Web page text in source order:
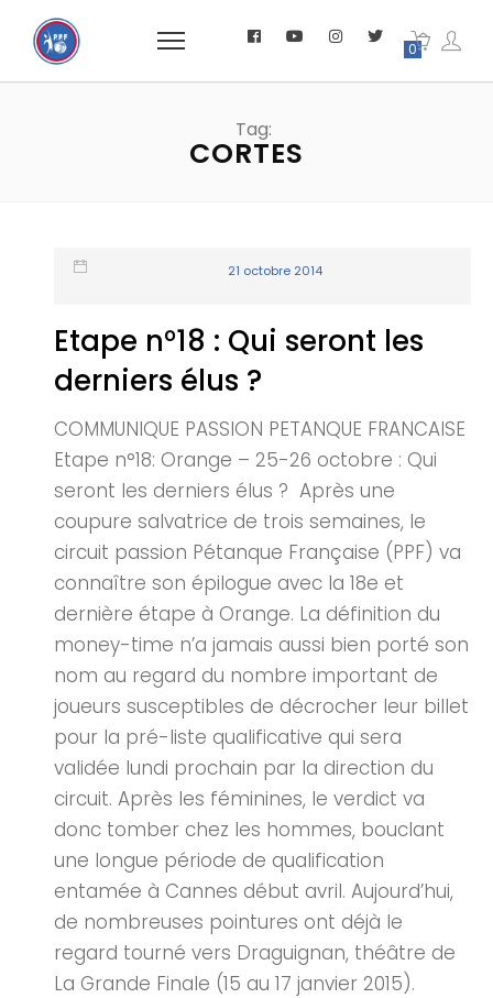
0
Tag:
CORTES
21 octobre 2014
Etape n°18 : Qui seront les
derniers élus ?
COMMUNIQUE PASSION PETANQUE FRANCAISE
Etape n°18: Orange – 25-26 octobre : Qui
seront les derniers élus ? Après une
coupure salvatrice de trois semaines, le
circuit passion Pétanque Française (PPF) va
connaître son épilogue avec la 18e et
dernière étape à Orange. La définition du
money-time n’a jamais aussi bien porté son
nom au regard du nombre important de
joueurs susceptibles de décrocher leur billet
pour la pré-liste qualificative qui sera
validée lundi prochain par la direction du
circuit. Après les féminines, le verdict va
donc tomber chez les hommes, bouclant
une longue période de qualification
entamée à Cannes début avril. Aujourd’hui,
de nombreuses pointures ont déjà le
regard tourné vers Draguignan, théâtre de
La Grande Finale (15 au 17 janvier 2015).